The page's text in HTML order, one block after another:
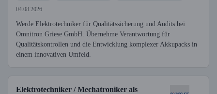
04.08.2026
Werde Elektrotechniker für Qualitätssicherung und Audits bei
Omnitron Griese GmbH. Übernehme Verantwortung für
Qualitätskontrollen und die Entwicklung komplexer Akkupacks in
einem innovativen Umfeld.
Elektrotechniker / Mechatroniker als